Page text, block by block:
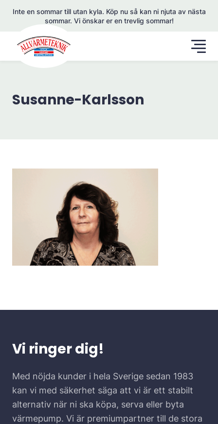
Inte en sommar till utan kyla. Köp nu så kan ni njuta av nästa
sommar. Vi önskar er en trevlig sommar!
Susanne-Karlsson
Vi ringer dig!
Med nöjda kunder i hela Sverige sedan 1983
kan vi med säkerhet säga att vi är ett stabilt
alternativ när ni ska köpa, serva eller byta
värmepump. Vi är premiumpartner till de stora